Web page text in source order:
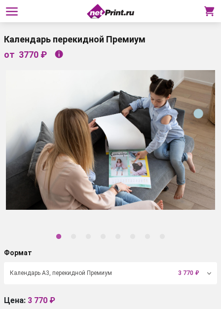
Календарь перекидной Премиум
от 3770 ₽
Формат
Календарь А3, перекидной Премиум 3 770 ₽
Цена: 3 770 ₽